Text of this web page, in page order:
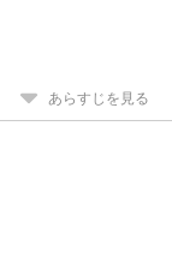
あらすじを見る